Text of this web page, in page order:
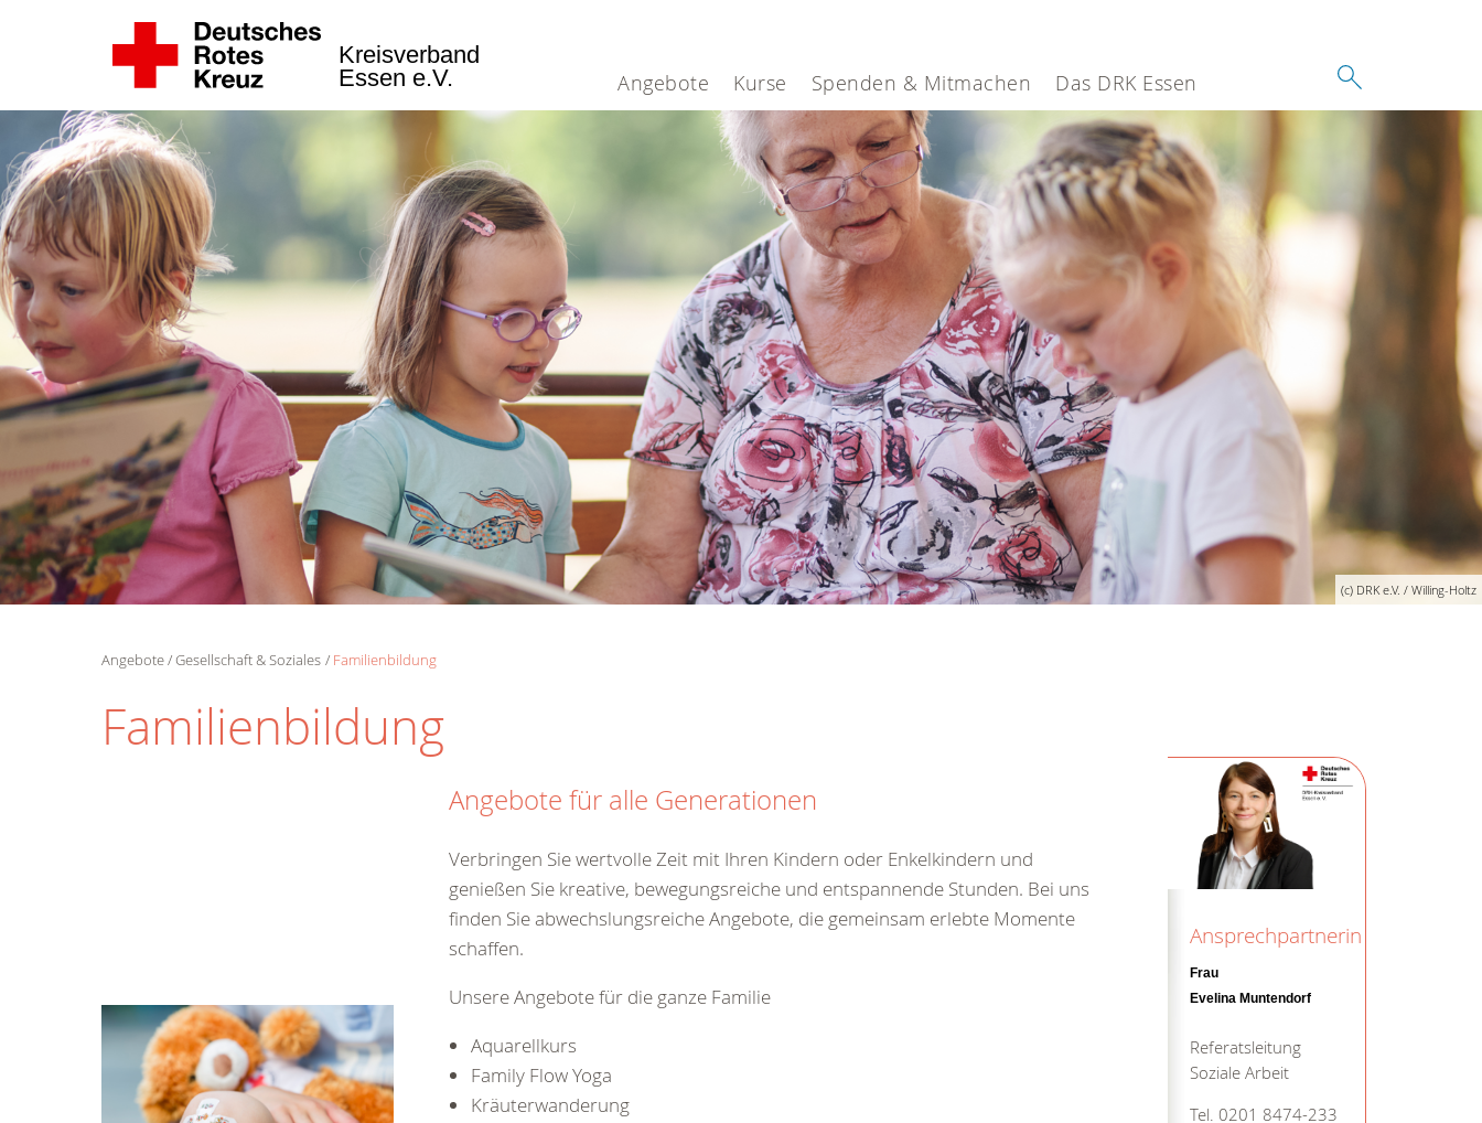
Angebote Kurse Spenden & Mitmachen Das DRK Essen
Kreisverband
Essen e.V.
(c) DRK e.V. / Willing-Holtz
Angebote Gesellschaft & Soziales Familienbildung
Familienbildung
Ansprechpartnerin
Frau
Evelina Muntendorf
Referatsleitung
Soziale Arbeit
Tel. 0201 8474-233
Angebote für alle Generationen
Verbringen Sie wertvolle Zeit mit Ihren Kindern oder Enkelkindern und
genießen Sie kreative, bewegungsreiche und entspannende Stunden. Bei uns
finden Sie abwechslungsreiche Angebote, die gemeinsam erlebte Momente
schaffen.
Unsere Angebote für die ganze Familie
Aquarellkurs
Family Flow Yoga
Kräuterwanderung